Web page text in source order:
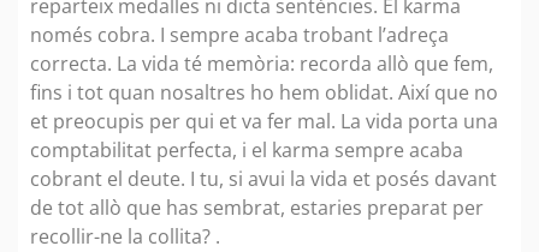
reparteix medalles ni dicta sentències. El karma
només cobra. I sempre acaba trobant l’adreça
correcta. La vida té memòria: recorda allò que fem,
fins i tot quan nosaltres ho hem oblidat. Així que no
et preocupis per qui et va fer mal. La vida porta una
comptabilitat perfecta, i el karma sempre acaba
cobrant el deute. I tu, si avui la vida et posés davant
de tot allò que has sembrat, estaries preparat per
recollir-ne la collita? .